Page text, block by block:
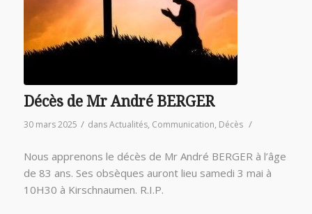
Décès de Mr André BERGER
30 mars 2025 / dansActualités, Communication, Décès /
Nous apprenons le décès de Mr André BERGER à l’âge
de 83 ans. Ses obsèques auront lieu samedi 3 mai à
10H30 à Kirschnaumen. R.I.P.